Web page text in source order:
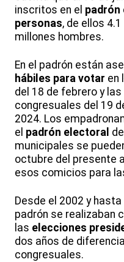
inscritos en el padrón
personas, de ellos
millones hombres.
En el padrón están
hábiles para votar en
del 18 de febrero y
congresuales del 19
2024. Los
el padrón electoral
municipales se
octubre del presente
esos comicios para
Desde el 2002 y
padrón se realizaban
las elecciones
dos años de
congresuales.